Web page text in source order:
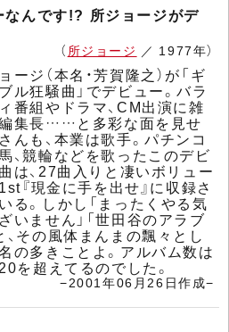
なんです!? 所ジョージがデ
（ 所ジョージ ／ 1977年）
ージ（本名・芳賀隆之）が「ギ
ル狂騒曲」でデビュー。バラ
番組やドラマ、CM出演に雑
集長……と多彩な面を見せ
んも、本業は歌手。パチンコ
、競輪などを歌ったこのデビ
は、27曲入りと凄いボリュー
『現金に手を出せ』に収録さ
る。しかし「まったくやる気
いません」「世田谷のアラブ
、その風体まんまの飄々とし
の多きことよ。アルバム数は
を超えてるのでした。
−2001年06月26日作成−